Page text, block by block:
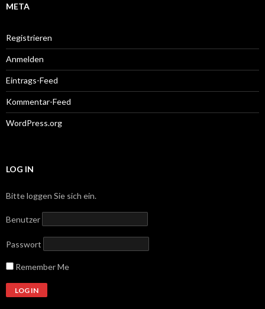
META
Registrieren
Anmelden
Eintrags-Feed
Kommentar-Feed
WordPress.org
LOG IN
Bitte loggen Sie sich ein.
Benutzer
Passwort
Remember Me